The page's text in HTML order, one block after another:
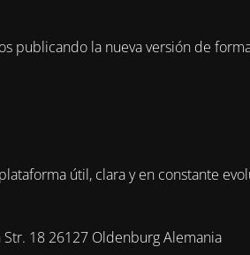
publicando la nueva versión de
útil, clara y en constante
18 26127 Oldenburg Alemania